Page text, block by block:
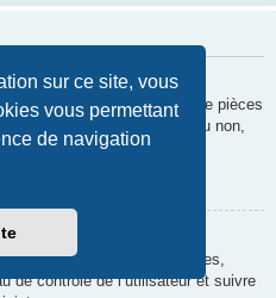
sur ce site, vous
vous permettant
de navigation
sur ce forum ?
ou interdire certains types de pièces
savoir ce qui est autorisé ou non,
du forum.
pièces jointes ?
que vous avez transférées,
de contrôle de l’utilisateur et suivre